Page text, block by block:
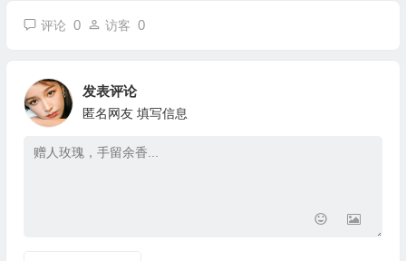
评论 0 访客 0
发表评论
匿名网友 填写信息